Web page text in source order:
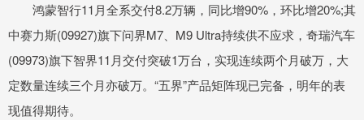
鸿蒙智行11月全系交付8.2万辆，同比增90%，环比增20%;其
中赛力斯(09927)旗下问界M7、M9 Ultra持续供不应求，奇瑞汽车
(09973)旗下智界11月交付突破1万台，实现连续两个月破万，大
定数量连续三个月亦破万。“五界”产品矩阵现已完备，明年的表
现值得期待。